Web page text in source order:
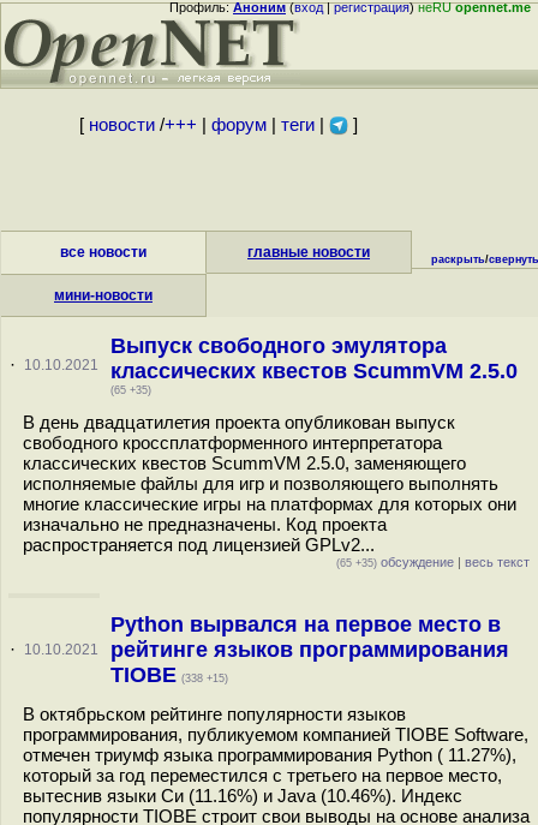
Профиль:Аноним(вход|регистрация)неRUopennet.me
[ новости/+++ форум| теги| ]
все новости главные новости
мини-новости
раскрыть/свернуть
· 10.10.2021
Выпуск свободного эмулятора
классических квестов ScummVM 2.5.0
(65 +35)
В день двадцатилетия проекта опубликован выпуск
свободного кроссплатформенного интерпретатора
классических квестов ScummVM 2.5.0, заменяющего
исполняемые файлы для игр и позволяющего выполнять
многие классические игры на платформах для которых они
изначально не предназначены. Код проекта
распространяется под лицензией GPLv2...
(65 +35) обсуждение | весь текст
· 10.10.2021
Python вырвался на первое место в
рейтинге языков программирования
TIOBE (338 +15)
В октябрьском рейтинге популярности языков
программирования, публикуемом компанией TIOBE Software,
отмечен триумф языка программирования Python ( 11.27%),
который за год переместился с третьего на первое место,
вытеснив языки Си (11.16%) и Java (10.46%). Индекс
популярности TIOBE строит свои выводы на основе анализа